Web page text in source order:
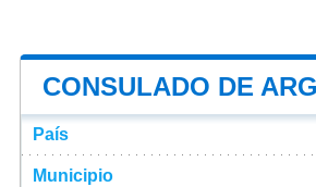
CONSULADO DE
País
Municipio